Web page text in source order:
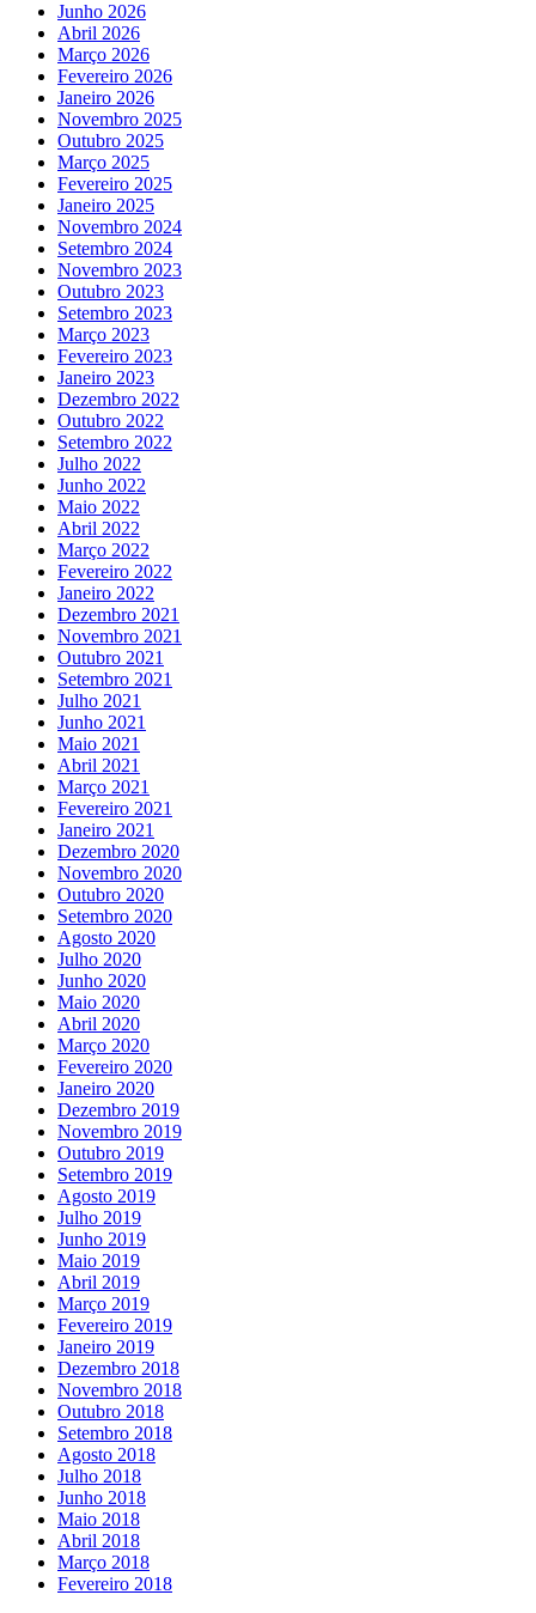
Junho 2026
Abril 2026
Março 2026
Fevereiro 2026
Janeiro 2026
Novembro 2025
Outubro 2025
Março 2025
Fevereiro 2025
Janeiro 2025
Novembro 2024
Setembro 2024
Novembro 2023
Outubro 2023
Setembro 2023
Março 2023
Fevereiro 2023
Janeiro 2023
Dezembro 2022
Outubro 2022
Setembro 2022
Julho 2022
Junho 2022
Maio 2022
Abril 2022
Março 2022
Fevereiro 2022
Janeiro 2022
Dezembro 2021
Novembro 2021
Outubro 2021
Setembro 2021
Julho 2021
Junho 2021
Maio 2021
Abril 2021
Março 2021
Fevereiro 2021
Janeiro 2021
Dezembro 2020
Novembro 2020
Outubro 2020
Setembro 2020
Agosto 2020
Julho 2020
Junho 2020
Maio 2020
Abril 2020
Março 2020
Fevereiro 2020
Janeiro 2020
Dezembro 2019
Novembro 2019
Outubro 2019
Setembro 2019
Agosto 2019
Julho 2019
Junho 2019
Maio 2019
Abril 2019
Março 2019
Fevereiro 2019
Janeiro 2019
Dezembro 2018
Novembro 2018
Outubro 2018
Setembro 2018
Agosto 2018
Julho 2018
Junho 2018
Maio 2018
Abril 2018
Março 2018
Fevereiro 2018